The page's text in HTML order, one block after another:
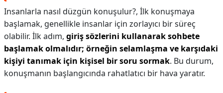
Insanlarla nasıl düzgün konuşulur?, İlk konuşmaya
başlamak, genellikle insanlar için zorlayıcı bir süreç
olabilir. İlk adım, giriş sözlerini kullanarak sohbete
başlamak olmalıdır; örneğin selamlaşma ve karşıdaki
kişiyi tanımak için kişisel bir soru sormak. Bu durum,
konuşmanın başlangıcında rahatlatıcı bir hava yaratır.